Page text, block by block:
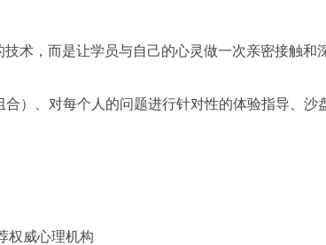
术，而是让学员与自己的心灵做一次亲密接触和
）、对每个人的问题进行针对性的体验指导、沙
权威心理机构